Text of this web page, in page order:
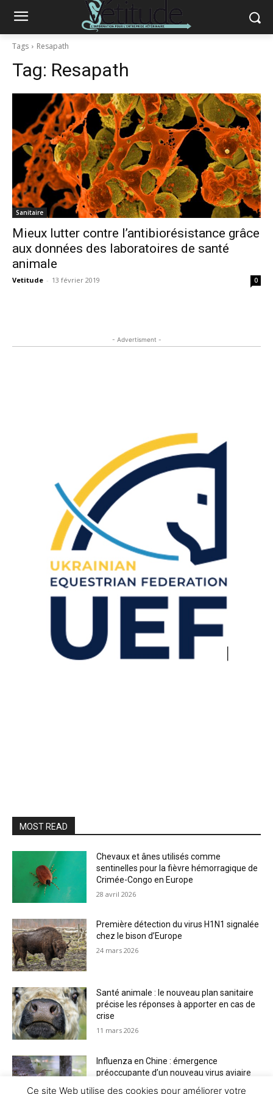
Tags Resapath
Tag: Resapath
Sanitaire
Mieux lutter contre l’antibiorésistance grâce
aux données des laboratoires de santé
animale
Vetitude - 13 février 2019 0
- Advertisment -
MOST READ
Chevaux et ânes utilisés comme
sentinelles pour la fièvre hémorragique de
Crimée-Congo en Europe
28 avril 2026
Première détection du virus H1N1 signalée
chez le bison d’Europe
24 mars 2026
Santé animale : le nouveau plan sanitaire
précise les réponses à apporter en cas de
crise
11 mars 2026
Influenza en Chine : émergence
préoccupante d’un nouveau virus aviaire
Ce site Web utilise des cookies pour améliorer votre